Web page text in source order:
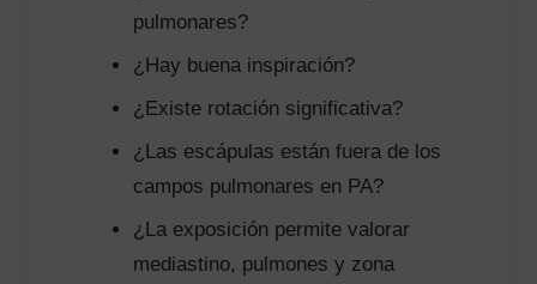
pulmonares?
¿Hay buena inspiración?
¿Existe rotación significativa?
¿Las escápulas están fuera de los
campos pulmonares en PA?
¿La exposición permite valorar
mediastino, pulmones y zona